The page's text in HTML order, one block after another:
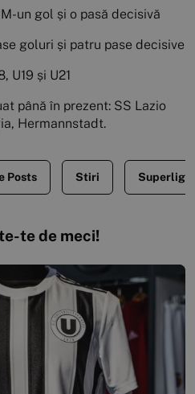
un gol și o pasă decisivă
goluri și patru pase decisive
U19 și U21
până în prezent: SS Lazio
Hermannstadt.
Posts Stiri Superliga
te de meci!